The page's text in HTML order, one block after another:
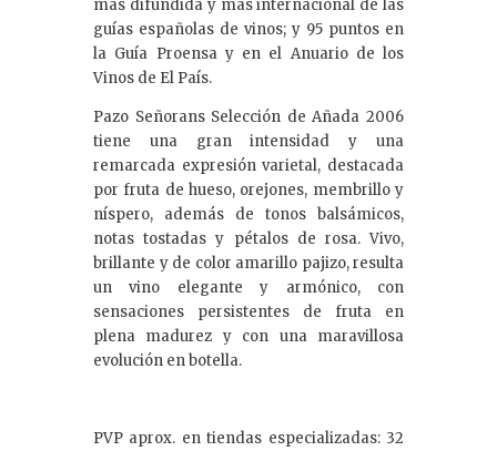
más difundida y más internacional de las
guías españolas de vinos; y 95 puntos en
la Guía Proensa y en el Anuario de los
Vinos de El País.
Pazo Señorans Selección de Añada 2006
tiene una gran intensidad y una
remarcada expresión varietal, destacada
por fruta de hueso, orejones, membrillo y
níspero, además de tonos balsámicos,
notas tostadas y pétalos de rosa. Vivo,
brillante y de color amarillo pajizo, resulta
un vino elegante y armónico, con
sensaciones persistentes de fruta en
plena madurez y con una maravillosa
evolución en botella.
PVP aprox. en tiendas especializadas: 32